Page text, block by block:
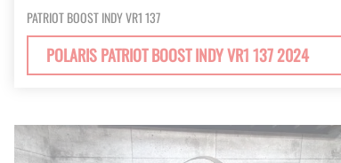
PATRIOT BOOST INDY VR1 137
POLARIS PATRIOT BOOST INDY VR1 137 2024